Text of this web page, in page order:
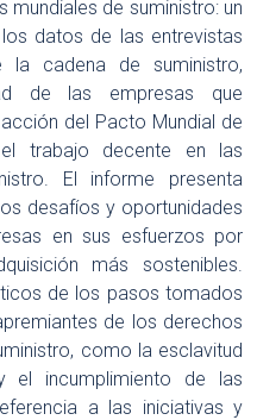
de suministro: un
datos de las entrevistas
la cadena de suministro,
de las empresas que
del Pacto Mundial de
trabajo decente en las
El informe presenta
desafíos y oportunidades
en sus esfuerzos por
más sostenibles.
de los pasos tomados
de los derechos
como la esclavitud
el incumplimiento de las
a las iniciativas y